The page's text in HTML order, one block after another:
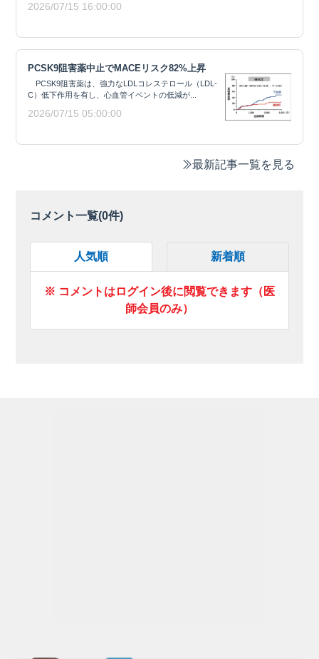
2026/07/15 16:00:00
PCSK9阻害薬中止でMACEリスク82%上昇
PCSK9阻害薬は、強力なLDLコレステロール（LDL-
C）低下作用を有し、心血管イベントの低減が...
2026/07/15 05:00:00
最新記事一覧を見る
コメント一覧(0件)
人気順 新着順
※ コメントはログイン後に閲覧できます（医
師会員のみ）